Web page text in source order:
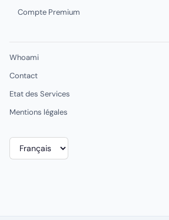
Compte Premium
Whoami
Contact
Etat des Services
Mentions légales
Choisir
une